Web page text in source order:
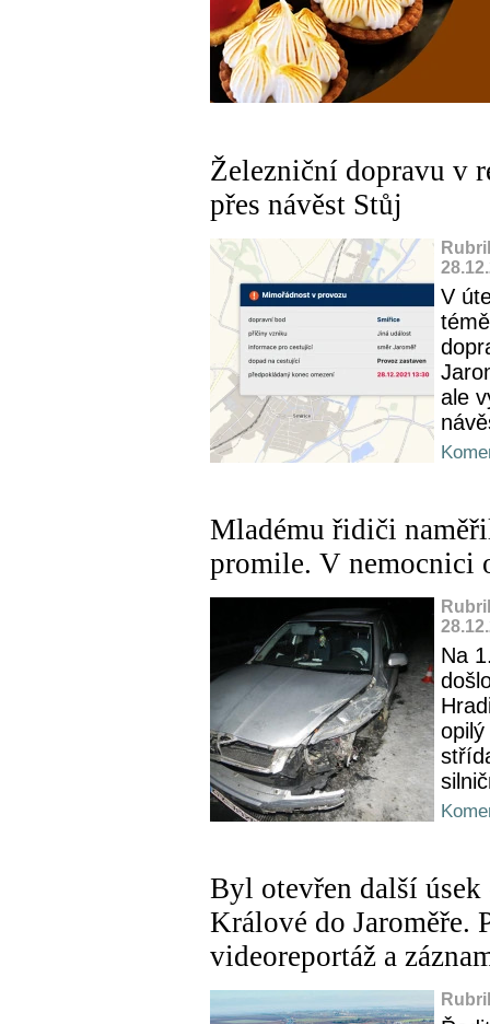
Železniční dopravu v
přes návěst Stůj
V
ale
Mladému řidiči
promile. V nemocnici
Na
Byl otevřen další
Králové do Jaroměře.
videoreportáž a